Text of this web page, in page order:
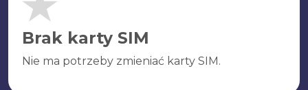
Brak karty SIM
Nie ma potrzeby zmieniać karty SIM.